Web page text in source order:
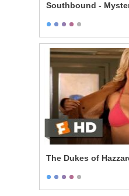
Southbound -
The Dukes of